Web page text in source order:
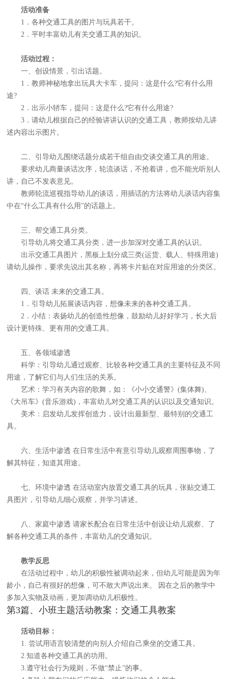
活动准备
1．各种交通工具的图片与玩具若干。
2．平时丰富幼儿有关交通工具的知识。
活动过程：
一、创设情景，引出话题。
1．教师神秘地拿出玩具大卡车，提问：这是什么?它有什么用
途?
2．出示小轿车，提问：这是什么?它有什么用途?
3．请幼儿根据自己的经验讲讲认识的交通工具，教师按幼儿讲
述内容出示图片。
二、引导幼儿围绕话题分成若干组自由交谈交通工具的用途。
要求幼儿商量谈话次序，轮流谈话，不抢着讲，也不能光听别人
讲，自己不发表意见。
教师轮流巡视指导幼儿的谈话，用插话的方法将幼儿谈话内容集
中在“什么工具有什么用”的话题上。
三、帮交通工具分类。
引导幼儿将交通工具分类，进一步加深对交通工具的认识。
出示交通工具图片，黑板上划分成三类(运货、载人、特殊用途)
请幼儿操作，要求先说出其名称，再将卡片贴在对应用途的分类区。
四、谈话 未来的交通工具。
1．引导幼儿拓展谈话内容，想像未来的各种交通工具。
2．小结：表扬幼儿的创造性想像，鼓励幼儿好好学习，长大后
设计更特殊、更有用的交通工具。
五、各领域渗透
科学：引导幼儿通过观察、比较各种交通工具的主要特征及不同
用途，了解它们与人们生活的关系。
艺术：学习有关内容的歌舞，如：《小小交通警》(集体舞)、
《大吊车》(音乐游戏)，丰富幼儿对交通工具的认识以及交通知识。
美术：启发幼儿发挥创造力，设计出最新型、最特别的交通工
具。
六、生活中渗透 在日常生活中有意引导幼儿观察周围事物，了
解其特征，知道其用途。
七、环境中渗透 在活动室内放置交通工具的玩具，张贴交通工
具图片，引导幼儿细心观察，并学习讲述。
八、家庭中渗透 请家长配合在日常生活中创设让幼儿观察、了
解各种交通工具的条件，丰富幼儿的交通知识。
教学反思
在活动过程中，幼儿的积极性被调动起来，但幼儿可能是因为年
龄小，自己有很好的想像，可不敢大声说出来。 因在之后的教学中
多加入实物及动画，更加调动幼儿积极性。
第3篇、小班主题活动教案：交通工具教案
活动目标：
1. 尝试用语言较清楚的向别人介绍自己乘坐的交通工具。
2.知道各种交通工具的功用。
3.遵守社会行为规则，不做“禁止”的事。